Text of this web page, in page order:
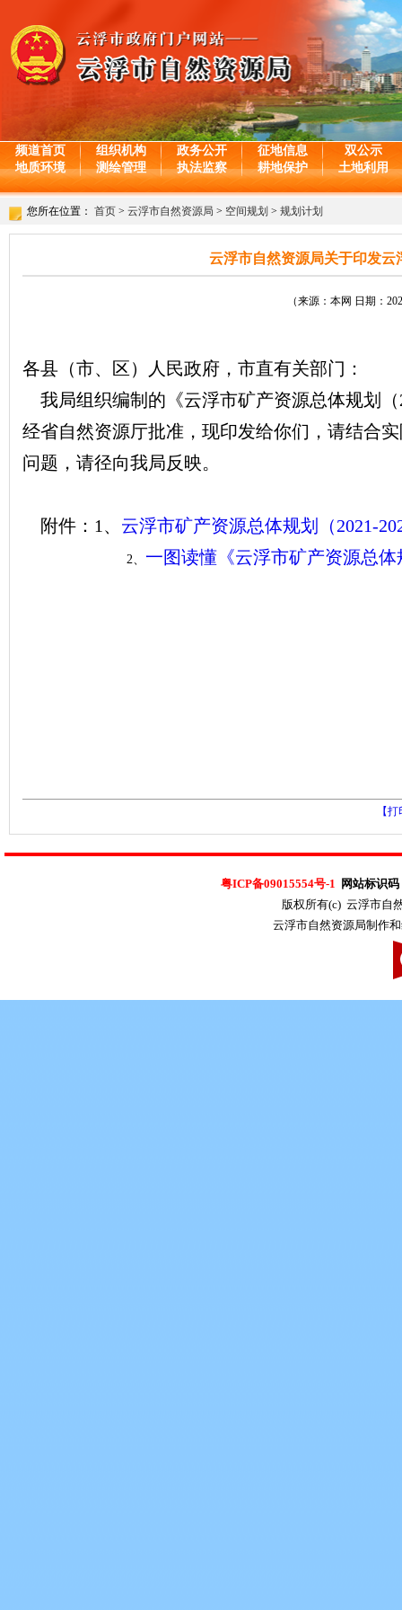
频道首页 组织机构 政务公开 征地信息
双公示
地质环境
测绘管理 执法监察 耕地保护 土地利用
您所在位置： 首页 > 云浮市自然资源局 > 空间规划 > 规划计划
云浮市自然资源局关于印发云
（来源：本网 日期：
各县（市、区）人民政府，市直有关部门：
我局组织编制的《云浮市矿产资源总体规划
经省自然资源厅批准，现印发给你们，请结合
问题，请径向我局反映。
附件：1、 云浮市矿产资源总体规划（2021-
2、 一图读懂《云浮市矿产资源总体
【
粤ICP备09015554号-1 网站标识
版权所有(c) 云浮市自
云浮市自然资源局制作